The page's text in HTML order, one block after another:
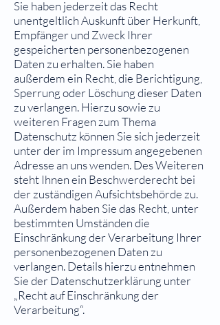
Sie haben jederzeit das Recht
unentgeltlich Auskunft über Herkunft,
Empfänger und Zweck Ihrer
gespeicherten personenbezogenen
Daten zu erhalten. Sie haben
außerdem ein Recht, die Berichtigung,
Sperrung oder Löschung dieser Daten
zu verlangen. Hierzu sowie zu
weiteren Fragen zum Thema
Datenschutz können Sie sich jederzeit
unter der im Impressum angegebenen
Adresse an uns wenden. Des Weiteren
steht Ihnen ein Beschwerderecht bei
der zuständigen Aufsichtsbehörde zu.
Außerdem haben Sie das Recht, unter
bestimmten Umständen die
Einschränkung der Verarbeitung Ihrer
personenbezogenen Daten zu
verlangen. Details hierzu entnehmen
Sie der Datenschutzerklärung unter
„Recht auf Einschränkung der
Verarbeitung“.